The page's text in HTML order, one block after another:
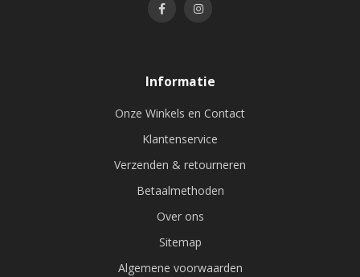
Informatie
Onze Winkels en Contact
Klantenservice
Verzenden & retourneren
Betaalmethoden
Over ons
Sitemap
Algemene voorwaarden